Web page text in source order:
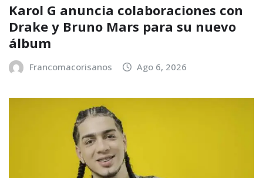
Karol G anuncia colaboraciones con
Drake y Bruno Mars para su nuevo
álbum
Francomacorisanos Ago 6, 2026